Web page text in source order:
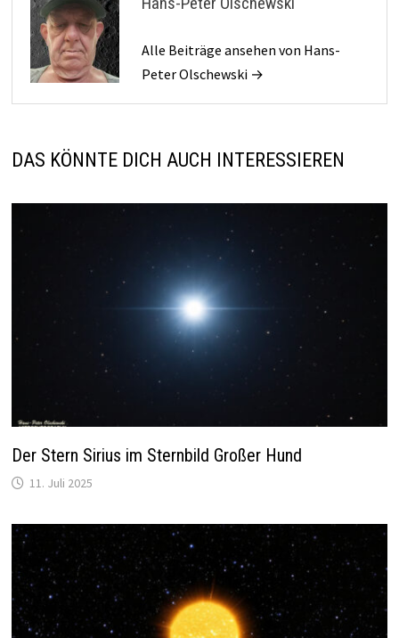
Alle Beiträge ansehen von Hans-
Peter Olschewski →
DAS KÖNNTE DICH AUCH INTERESSIEREN
Der Stern Sirius im Sternbild Großer Hund
11. Juli 2025